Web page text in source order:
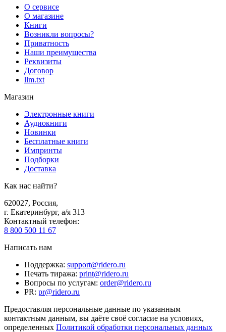
О сервисе
О магазине
Книги
Возникли вопросы?
Приватность
Наши преимущества
Реквизиты
Договор
llm.txt
Магазин
Электронные книги
Аудиокниги
Новинки
Бесплатные книги
Импринты
Подборки
Доставка
Как нас найти?
620027, Россия,
г. Екатеринбург, а/я 313
Контактный телефон:
8 800 500 11 67
Написать нам
Поддержка: support@ridero.ru
Печать тиража: print@ridero.ru
Вопросы по услугам: order@ridero.ru
PR: pr@ridero.ru
Предоставляя персональные данные по указанным
контактным данным, вы даёте своё согласие на условиях,
определенных Политикой обработки персональных данных